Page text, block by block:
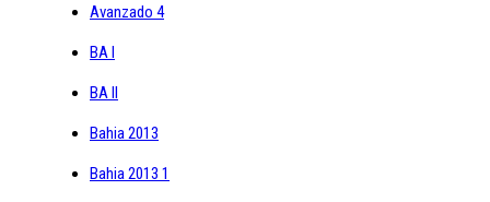
Avanzado 4
BA I
BA II
Bahia 2013
Bahia 2013 1